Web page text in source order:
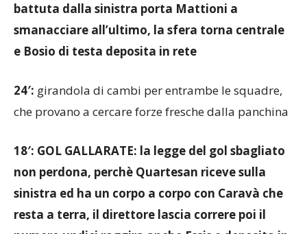
battuta dalla sinistra porta Mattioni a
smanacciare all’ultimo, la sfera torna centrale
e Bosio di testa deposita in rete
24′: girandola di cambi per entrambe le squadre,
che provano a cercare forze fresche dalla panchina
18′: GOL GALLARATE: la legge del gol sbagliato
non perdona, perchè Quartesan riceve sulla
sinistra ed ha un corpo a corpo con Caravà che
resta a terra, il direttore lascia correre poi il